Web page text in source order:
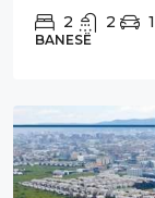
2 2 1
BANESË